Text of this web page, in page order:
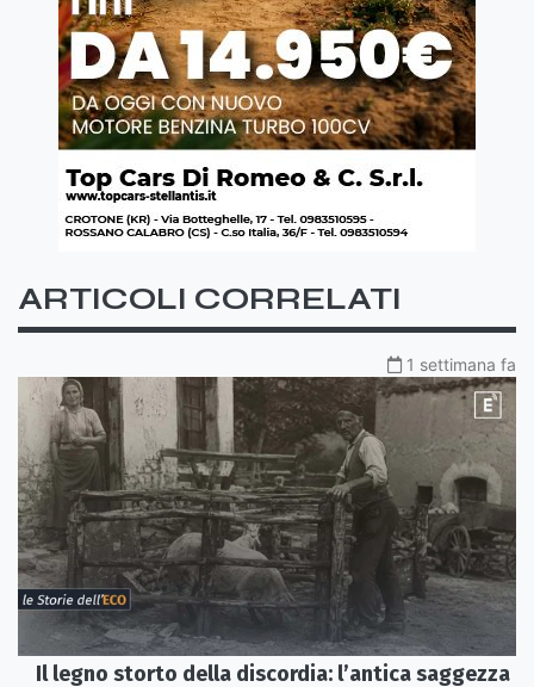
ARTICOLI CORRELATI
1 settimana fa
Il legno storto della discordia: l’antica saggezza